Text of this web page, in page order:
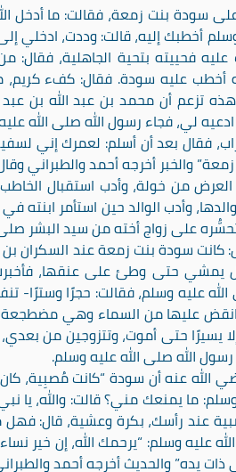
سودة بنت زمعة، فقالت: ما أدخل
أخطبك إليه، قالت: وددت، ادخلي
فحييته بتحية الجاهلية،
أخطب عليه سودة. فقال: كفء كريم،
تزعم أن محمد بن عبد الله بن
لي، فجاء رسول الله صلى الله
فقال بعد أن أسلم: لعمرك إني
والخبر أخرجه أحمد والطبراني
العرض من خولة، وأدب استقبال
وأدب الوالد حين استأمر
على زواج أخته من سيد البشر
كانت سودة بنت زمعة عند السكران
يمشي حتى وطئ على عنقها،
عليه وسلم، فقالت: حجرًا وسترًا-
انقض عليها من السماء وهي
يسيرًا حتى أموت، وتتزوجين من
الله صلى الله عليه وسلم.
الله عنه أن سودة “كانت مُصبِية،
ما يمنعك مني؟ قالت: والله، يا
عند رأسك، بكرة وعشية، قال: فهل
عليه وسلم: “يرحمك الله، إن خير
يده” والحديث أخرجه أحمد